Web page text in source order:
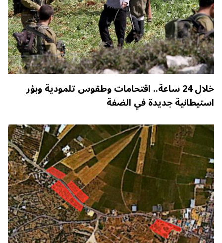
خلال 24 ساعة.. اقتحامات وطقوس تلمودية وبؤر
استيطانية جديدة في الضفة